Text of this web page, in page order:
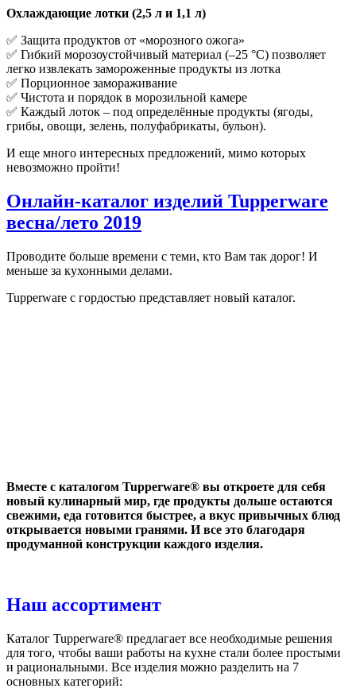
Охлаждающие лотки (2,5 л и 1,1 л)
✅ Защита продуктов от «морозного ожога»
✅ Гибкий морозоустойчивый материал (–25 °С) позволяет
легко извлекать замороженные продукты из лотка
✅ Порционное замораживание
✅ Чистота и порядок в морозильной камере
✅ Каждый лоток – под определённые продукты (ягоды,
грибы, овощи, зелень, полуфабрикаты, бульон).
И еще много интересных предложений, мимо которых
невозможно пройти!
Онлайн-каталог изделий Tupperware
весна/лето 2019
Проводите больше времени с теми, кто Вам так дорог! И
меньше за кухонными делами.
Tupperware с гордостью представляет новый каталог.
Вместе с каталогом Tupperware® вы откроете для себя
новый кулинарный мир, где продукты дольше остаются
свежими, еда готовится быстрее, а вкус привычных блюд
открывается новыми гранями. И все это благодаря
продуманной конструкции каждого изделия.
Наш ассортимент
Каталог Tupperware® предлагает все необходимые решения
для того, чтобы ваши работы на кухне стали более простыми
и рациональными. Все изделия можно разделить на 7
основных категорий: